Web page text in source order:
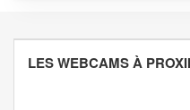
LES WEBCAMS À